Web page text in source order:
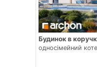
Будинок в
односімейний